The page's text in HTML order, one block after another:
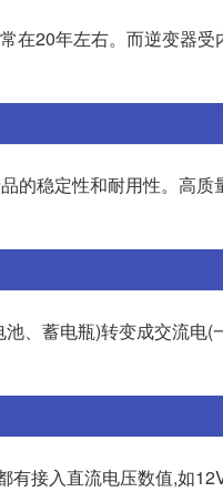
在20年左右。而逆变器
的稳定性和耐用性。高
、蓄电瓶)转变成交流电
接入直流电压数值,如